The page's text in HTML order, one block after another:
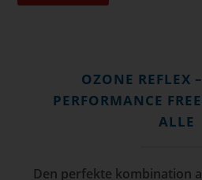
OZONE REFLEX
PERFORMANCE
ALLE
Den perfekte kombination